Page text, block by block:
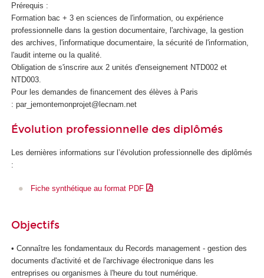
m
é
r
i
q
u
e
e
t
e
'
Prérequis :
Formation bac + 3 en sciences de l'information, ou expérience
professionnelle dans la gestion documentaire, l'archivage, la gestion
des archives, l'informatique documentaire, la sécurité de l'information,
l'audit interne ou la qualité.
Obligation de s'inscrire aux 2 unités d'enseignement NTD002 et
NTD003.
Pour les demandes de financement des élèves à Paris
: par_jemontemonprojet@lecnam.net
Évolution professionnelle des diplômés
Les dernières informations sur l’évolution professionnelle des diplômés
:
Fiche synthétique au format PDF
Objectifs
• Connaître les fondamentaux du Records management - gestion des
documents d'activité et de l'archivage électronique dans les
entreprises ou organismes à l'heure du tout numérique.